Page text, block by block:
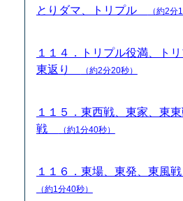
とりダマ、トリプル
（約2分
１１４．トリプル役満、ト
東返り
（約2分20秒）
１１５．東西戦、東家、東
戦
（約1分40秒）
１１６．東場、東発、東風
（約1分40秒）